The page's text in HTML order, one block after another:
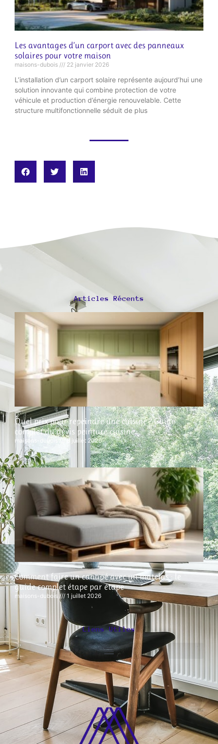
Les avantages d’un carport avec des panneaux
solaires pour votre maison
maisons-dubois 22 janvier 2026
L’installation d’un carport solaire représente aujourd’hui une
solution innovante qui combine protection de votre
véhicule et production d’énergie renouvelable. Cette
structure multifonctionnelle séduit de plus
Articles Récents
Quel prix pour repeindre une cuisine ? Guide
complet du devis peinture cuisine
maisons-dubois 8 juillet 2026
Comment faire un canapé avec un matelas : le
guide complet étape par étape
maisons-dubois 1 juillet 2026
Liens Utiles